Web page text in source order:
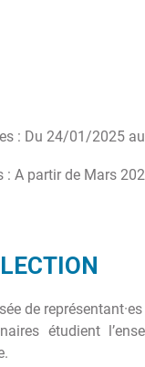
: Du 24/01/2025
: A partir de Mars
de
étudient